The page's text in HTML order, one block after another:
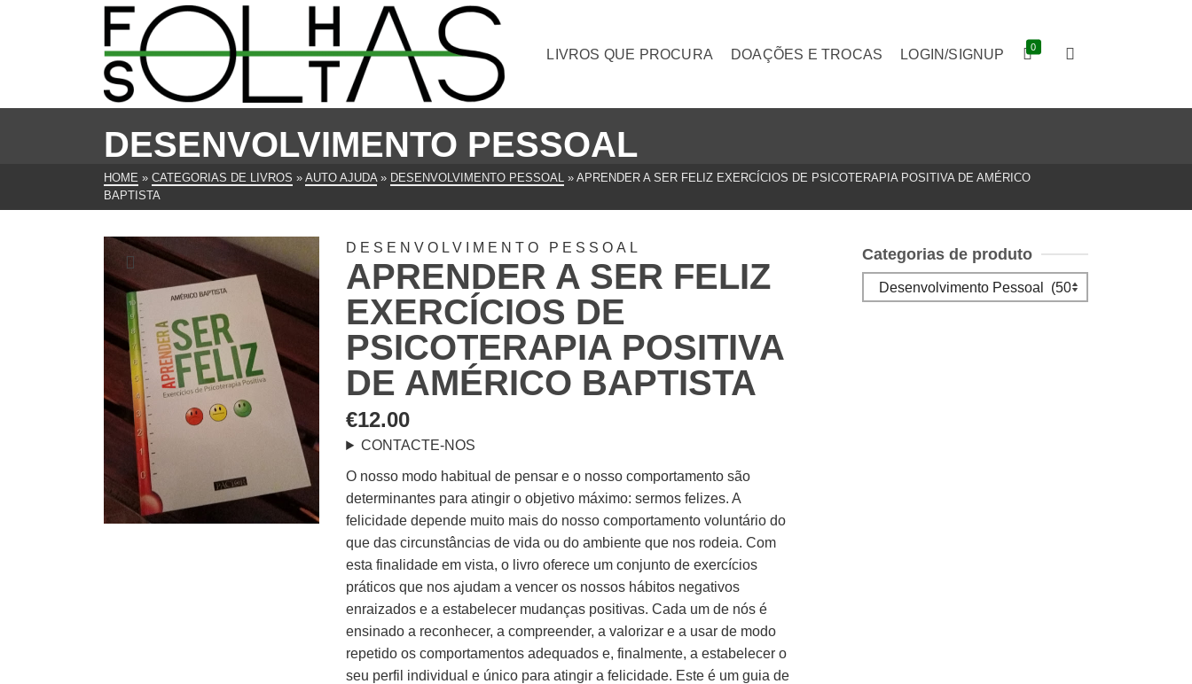
LIVROS QUE PROCURA DOAÇÕES E TROCAS LOGIN/SIGNUP 0
DESENVOLVIMENTO PESSOAL
HOME » CATEGORIAS DE LIVROS » AUTO AJUDA » DESENVOLVIMENTO PESSOAL » APRENDER A SER FELIZ EXERCÍCIOS DE PSICOTERAPIA POSITIVA DE AMÉRICO
BAPTISTA
DESENVOLVIMENTO PESSOAL
APRENDER A SER FELIZ
EXERCÍCIOS DE
PSICOTERAPIA POSITIVA
DE AMÉRICO BAPTISTA
€12.00
CONTACTE-NOS
O nosso modo habitual de pensar e o nosso comportamento são
determinantes para atingir o objetivo máximo: sermos felizes. A
felicidade depende muito mais do nosso comportamento voluntário do
que das circunstâncias de vida ou do ambiente que nos rodeia. Com
esta finalidade em vista, o livro oferece um conjunto de exercícios
práticos que nos ajudam a vencer os nossos hábitos negativos
enraizados e a estabelecer mudanças positivas. Cada um de nós é
ensinado a reconhecer, a compreender, a valorizar e a usar de modo
repetido os comportamentos adequados e, finalmente, a estabelecer o
seu perfil individual e único para atingir a felicidade. Este é um guia de
Categorias de produto